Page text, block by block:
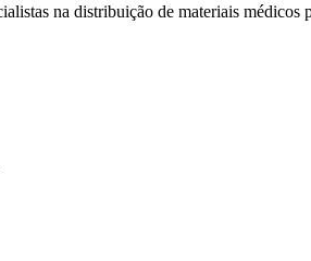
na distribuição de materiais médicos